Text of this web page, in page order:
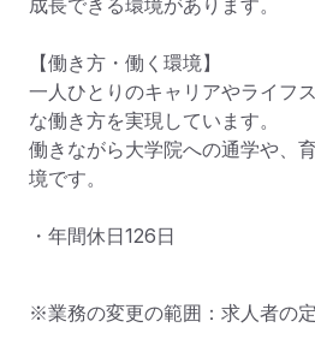
成長できる環境があります。
【働き方・働く環境】
一人ひとりのキャリアやライフ
な働き方を実現しています。
働きながら大学院への通学や、
境です。
・年間休日126日
※業務の変更の範囲：求人者の